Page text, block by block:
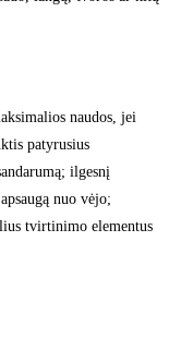
naudos, jei
patyrusius
ilgesnį
nuo vėjo;
tvirtinimo elementus